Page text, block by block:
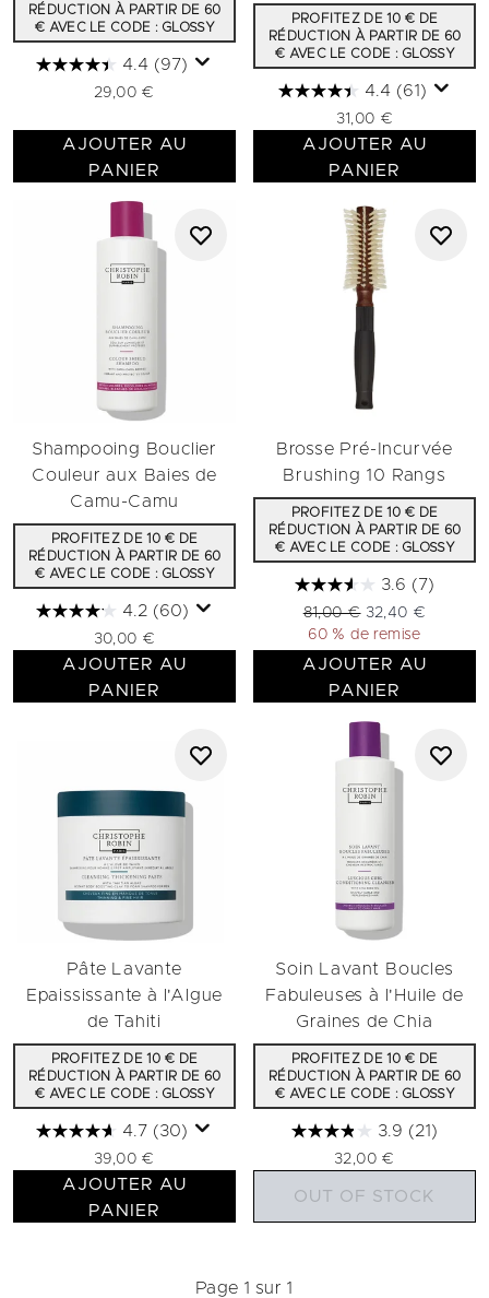
RÉDUCTION À PARTIR DE 60
€ AVEC LE CODE : GLOSSY
4.4 (97)
29,00 €
AJOUTER AU
PANIER
PROFITEZ DE 10 € DE
RÉDUCTION À PARTIR DE 60
€ AVEC LE CODE : GLOSSY
4.4 (61)
31,00 €
AJOUTER AU
PANIER
Shampooing Bouclier
Couleur aux Baies de
Camu-Camu
PROFITEZ DE 10 € DE
RÉDUCTION À PARTIR DE 60
€ AVEC LE CODE : GLOSSY
4.2 (60)
30,00 €
AJOUTER AU
PANIER
Brosse Pré-Incurvée
Brushing 10 Rangs
PROFITEZ DE 10 € DE
RÉDUCTION À PARTIR DE 60
€ AVEC LE CODE : GLOSSY
3.6 (7)
Prix de vente :
81,00 € Prix ​​actuel :
32,40 €
60 % de remise
AJOUTER AU
PANIER
Pâte Lavante
Epaississante à l'Algue
de Tahiti
PROFITEZ DE 10 € DE
RÉDUCTION À PARTIR DE 60
€ AVEC LE CODE : GLOSSY
4.7 (30)
39,00 €
AJOUTER AU
PANIER
Soin Lavant Boucles
Fabuleuses à l'Huile de
Graines de Chia
PROFITEZ DE 10 € DE
RÉDUCTION À PARTIR DE 60
€ AVEC LE CODE : GLOSSY
3.9 (21)
32,00 €
OUT OF STOCK
Page 1 sur 1